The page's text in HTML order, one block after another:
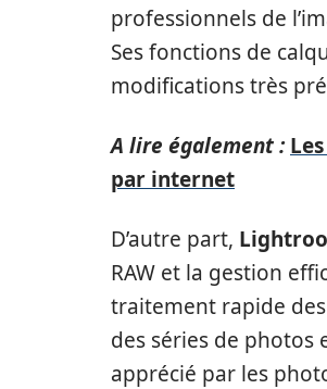
professionnels de
Ses fonctions de
modifications très
A lire également :
par internet
D’autre part,
RAW et la gestion
traitement rapide
des séries de photos
apprécié par les